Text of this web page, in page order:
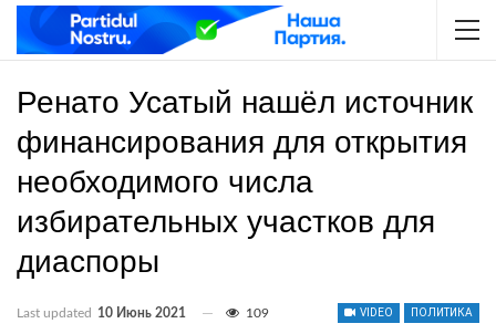
Ренато Усатый нашёл источник
финансирования для открытия
необходимого числа
избирательных участков для
диаспоры
VIDEO ПОЛИТИКА
Last updated 10 Июнь 2021 109